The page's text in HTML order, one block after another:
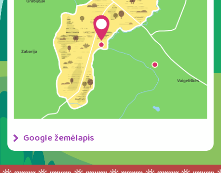
Google žemėlapis